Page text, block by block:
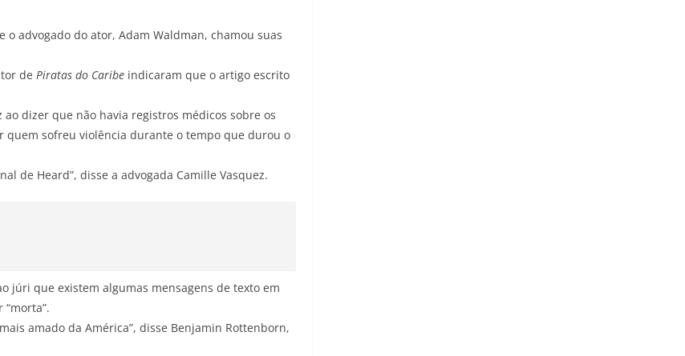
advogado do ator, Adam Waldman, chamou suas
de Piratas do Caribe indicaram que o artigo escrito
dizer que não havia registros médicos sobre os
quem sofreu violência durante o tempo que durou o
de Heard”, disse a advogada Camille Vasquez.
júri que existem algumas mensagens de texto em
amado da América”, disse Benjamin Rottenborn,